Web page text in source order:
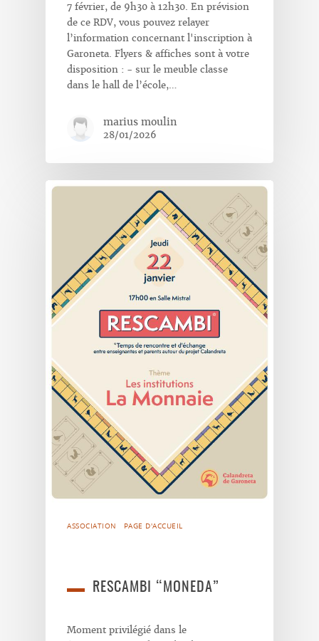
7 février, de 9h30 à 12h30. En prévision
de ce RDV, vous pouvez relayer
l’information concernant l'inscription à
Garoneta. Flyers & affiches sont à votre
disposition : - sur le meuble classe
dans le hall de l’école,…
marius moulin
28/01/2026
ASSOCIATION PAGE D'ACCUEIL
RESCAMBI “MONEDA”
Moment privilégié dans le